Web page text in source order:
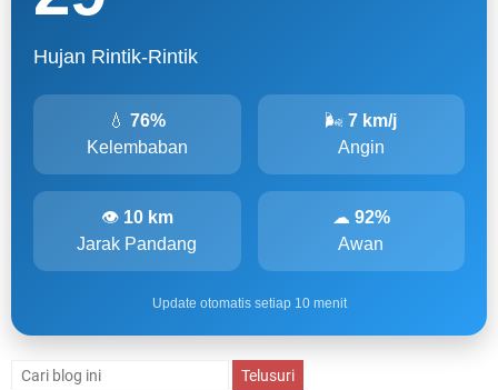
Hujan Rintik-Rintik
💧76%
Kelembaban
🌬7 km/j
Angin
👁 10 km
Jarak Pandang
☁ 92%
Awan
Update otomatis setiap 10 menit